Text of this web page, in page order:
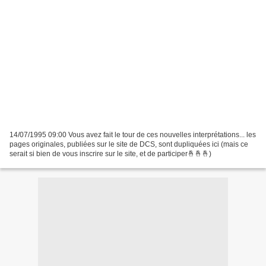
14/07/1995 09:00 Vous avez fait le tour de ces nouvelles interprétations... les
pages originales, publiées sur le site de DCS, sont dupliquées ici (mais ce
serait si bien de vous inscrire sur le site, et de participer🤞🤞🤞)